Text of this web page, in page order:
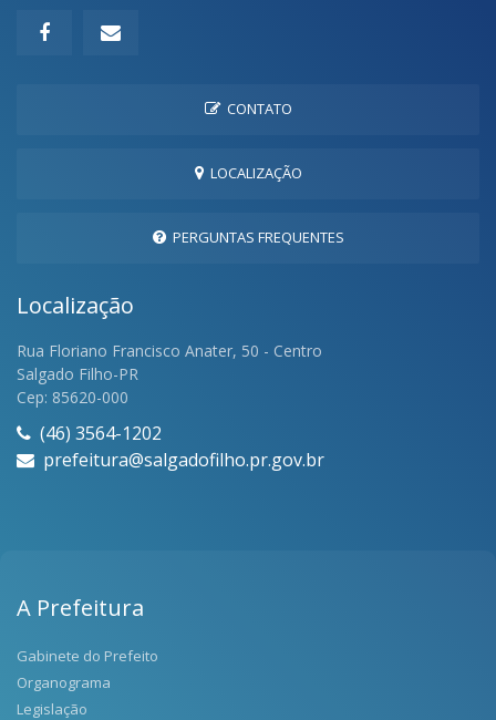
CONTATO
LOCALIZAÇÃO
PERGUNTAS FREQUENTES
Localização
Rua Floriano Francisco Anater, 50 - Centro
Salgado Filho-PR
Cep: 85620-000
(46) 3564-1202
prefeitura@salgadofilho.pr.gov.br
A Prefeitura
Gabinete do Prefeito
Organograma
Legislação